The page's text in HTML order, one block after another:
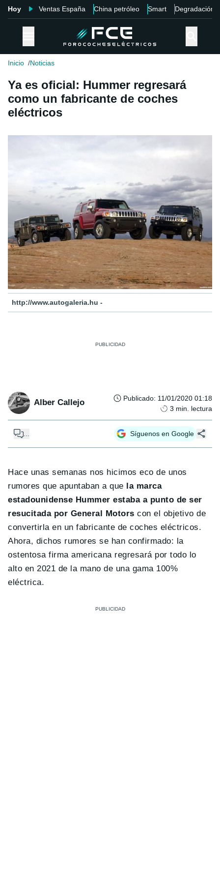
Hoy Ventas España China petróleo Smart Degradación
Inicio Noticias
Ya es oficial: Hummer regresará
como un fabricante de coches
eléctricos
http://www.autogaleria.hu -
Alber Callejo Publicado: 11/01/2020 01:18
3 min. lectura
Síguenos en Google
Hace unas semanas nos hicimos eco de unos
rumores que apuntaban a que la marca
estadounidense Hummer estaba a punto de ser
resucitada por General Motors con el objetivo de
convertirla en un fabricante de coches eléctricos.
Ahora, dichos rumores se han confirmado: la
ostentosa firma americana regresará por todo lo
alto en 2021 de la mano de una gama 100%
eléctrica.